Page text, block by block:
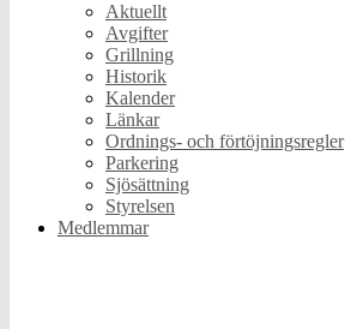
Aktuellt
Avgifter
Grillning
Historik
Kalender
Länkar
Ordnings- och förtöjningsregler
Parkering
Sjösättning
Styrelsen
Medlemmar